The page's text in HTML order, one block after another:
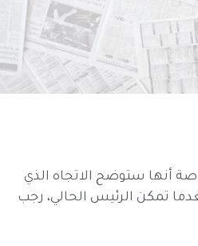
أنها ستوضح الاتجاه الذي
تمكن الرئيس الحالي، رجب